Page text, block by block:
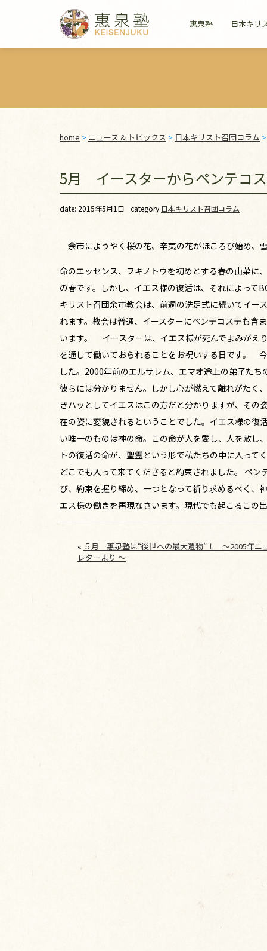
惠泉塾 日本キリ
home > ニュース & トピックス > 日本キリスト召団コラム
5月 イースターからペンテコ
date: 2015年5月1日 category:日本キリスト召団コラム
余市にようやく桜の花、辛夷の花がほころび始め、
命のエッセンス、フキノトウを初めとする春の山菜に
の春です。しかし、イエス様の復活は、それによって
キリスト召団余市教会は、前週の洗足式に続いてイー
れます。教会は普通、イースターにペンテコステも含
います。 イースターは、イエス様が死んでよみがえ
を通して働いておられることをお祝いする日です。
した。2000年前のエルサレム、エマオ途上の弟子た
彼らには分かりません。しかし心が燃えて離れがたく
きハッとしてイエスはこの方だと分かりますが、その
在の姿に変貌されるということでした。イエス様の
い唯一のものは神の命。この命が人を愛し、人を赦し
トの復活の命が、聖霊という形で私たちの中に入っ
どこでも入って来てくださると約束されました。 ペ
び、約束を握り締め、一つとなって祈り求めるべく
エス様の働きを再現なさいます。現代でも起こるこの
« ５月 惠泉塾は“後世への最大遺物”！ ～2005年ニ
レターより ～